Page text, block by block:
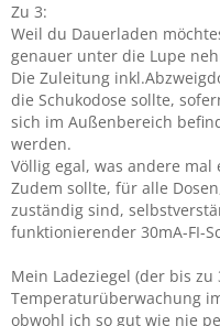
Zu 3:
Weil du Dauerladen
genauer unter die Lupe
Die Zuleitung
die Schukodose sollte,
sich im Außenbereich
werden.
Völlig egal, was andere
Zudem sollte, für alle
zuständig sind,
funktionierender 30mA-FI-
Mein Ladeziegel (der bis zu
Temperaturüberwachung
obwohl ich so gut wie nie